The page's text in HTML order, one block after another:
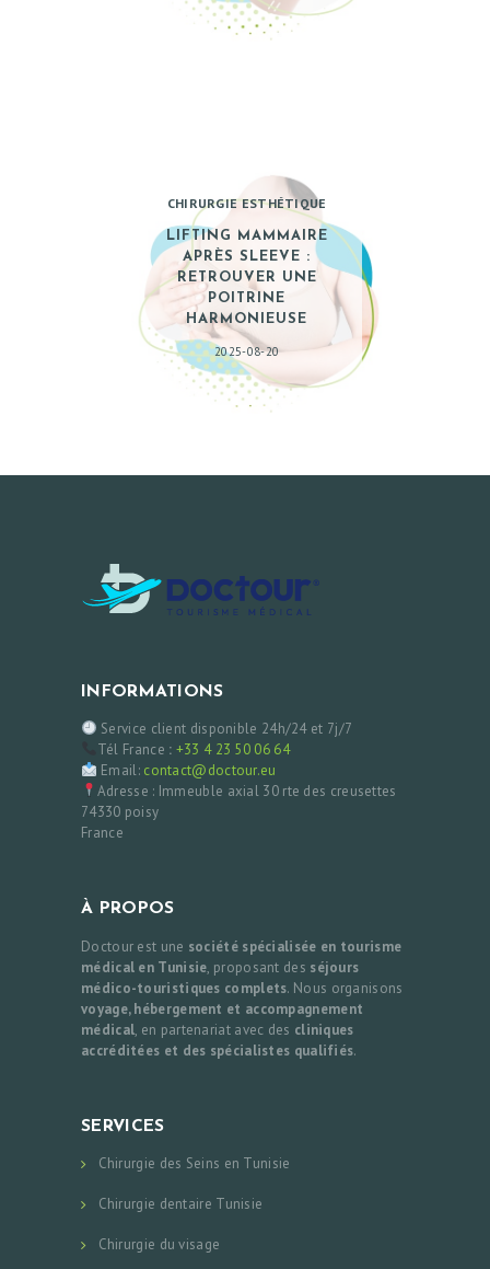
CHIRURGIE ESTHÉTIQUE
LIFTING MAMMAIRE
APRÈS SLEEVE :
RETROUVER UNE
POITRINE
HARMONIEUSE
2025-08-20
INFORMATIONS
Service client disponible 24h/24 et 7j/7
Tél France : +33 4 23 50 06 64
Email: contact@doctour.eu
Adresse : Immeuble axial 30 rte des creusettes
74330 poisy
France
À PROPOS
Doctour est une société spécialisée en tourisme
médical en Tunisie, proposant des séjours
médico-touristiques complets. Nous organisons
voyage, hébergement et accompagnement
médical, en partenariat avec des cliniques
accréditées et des spécialistes qualifiés.
SERVICES
Chirurgie des Seins en Tunisie
Chirurgie dentaire Tunisie
Chirurgie du visage